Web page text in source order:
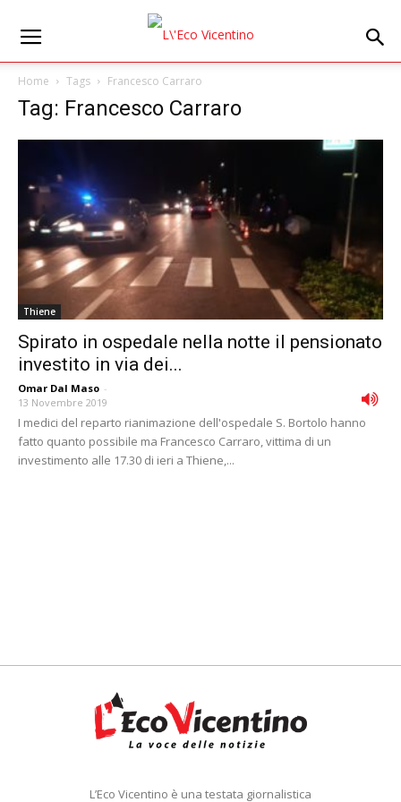
Home Tags Francesco Carraro
Tag: Francesco Carraro
Thiene
Spirato in ospedale nella notte il pensionato
investito in via dei...
Omar Dal Maso -
13 Novembre 2019
I medici del reparto rianimazione dell'ospedale S. Bortolo hanno
fatto quanto possibile ma Francesco Carraro, vittima di un
investimento alle 17.30 di ieri a Thiene,...
L’Eco Vicentino è una testata giornalistica